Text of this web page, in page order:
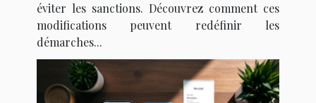
éviter les sanctions. Découvrez comment ces
modifications peuvent redéfinir les
démarches...